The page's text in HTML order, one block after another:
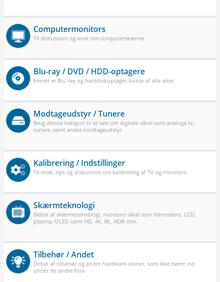
Computermonitors
Til diskussion og snak om computerskærme
Blu-ray / DVD / HDD-optagere
Emnet er Blu-ray og harddiskoptager-bokse af alle arter
Modtageudstyr / Tunere
Brug denne kategori til at tale om digitale såvel som analoge tv-
tunere, samt andet modtageudstyr
Kalibrering / Indstillinger
Til snak, tips og diskussion om kalibrering af TV og monitors.
Skærmteknologi
Debat af skærmeteknologi, nutidens såvel som fremtidens. LCD,
plasma, OLED samt HD, 4K, 8K, HDR mm.
Tilbehør / Andet
Debat af tilbehør og andre hardware-emner, som ikke hører ind
under de andre fora